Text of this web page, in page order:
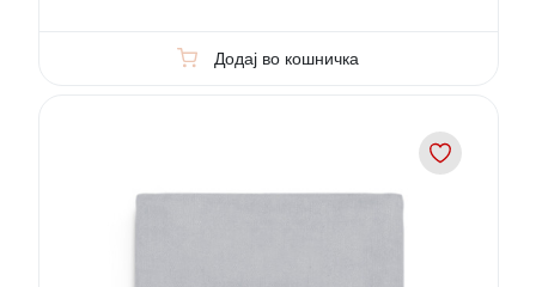
Додај во кошничка